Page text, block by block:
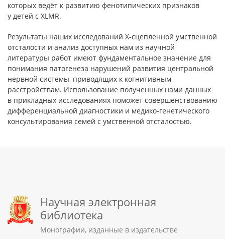
которых ведёт к развитию фенотипических признаков
у детей с XLMR.
Результаты наших исследований Х-сцепленной умственной
отсталости и анализ доступных нам из научной
литературы работ имеют фундаментальное значение для
понимания патогенеза нарушений развития центральной
нервной системы, приводящих к когнитивным
расстройствам. Использование полученных нами данных
в прикладных исследованиях поможет совершенствованию
дифференциальной диагностики и медико-генетического
консультирования семей с умственной отсталостью.
Научная электронная
библиотека
Монографии, изданные в издательстве